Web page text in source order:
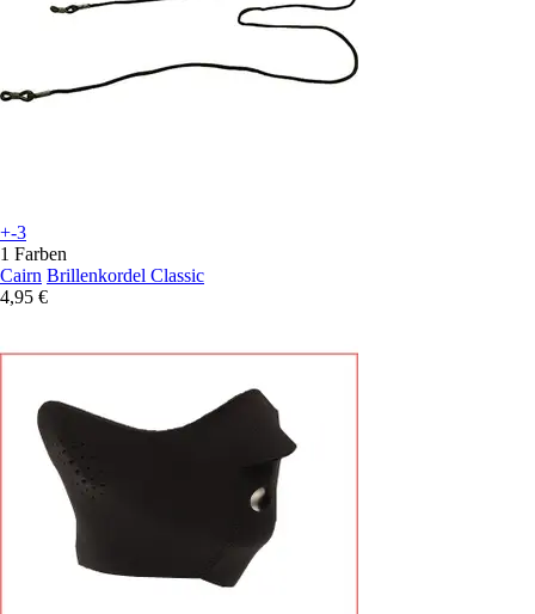
+-3
1 Farben
Cairn Brillenkordel Classic
4,95 €